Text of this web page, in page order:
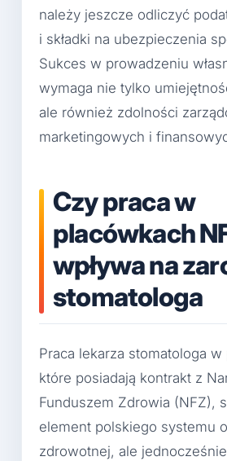
należy jeszcze odliczyć
i składki na ubezpieczenia
Sukces w prowadzeniu
wymaga nie tylko
ale również zdolności
marketingowych i
Czy praca w
placówkach
wpływa na
stomatologa
Praca lekarza stomatologa w
które posiadają kontrakt z
Funduszem Zdrowia (NFZ),
element polskiego systemu
zdrowotnej, ale